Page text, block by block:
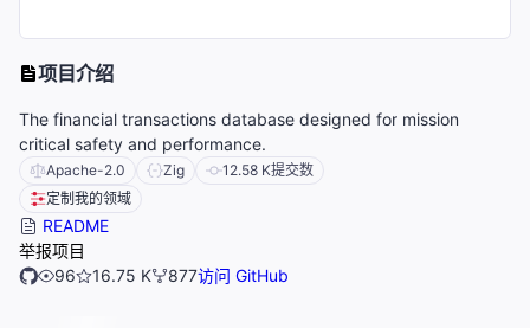
项目介绍
The financial transactions database designed for mission
critical safety and performance.
Apache-2.0 Zig 12.58 K提交数
定制我的领域
README
举报项目
96
16.75 K 877访问 GitHub